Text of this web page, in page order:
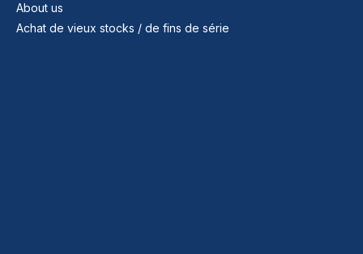
About us
Achat de vieux stocks / de fins de série